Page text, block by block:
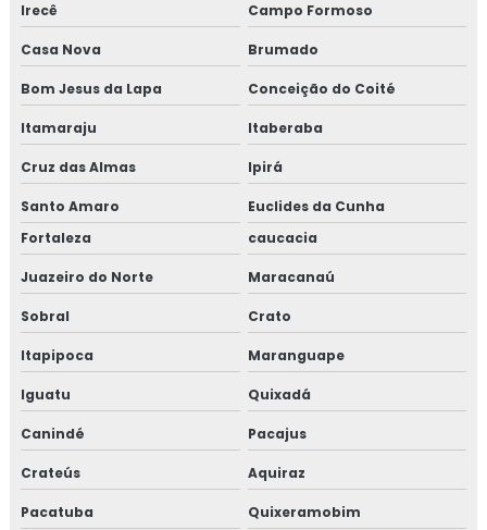
Irecê Campo Formoso
Casa Nova Brumado
Bom Jesus da Lapa Conceição do Coité
Itamaraju Itaberaba
Cruz das Almas Ipirá
Santo Amaro
Euclides da Cunha
Fortaleza
caucacia
Juazeiro do Norte Maracanaú
Sobral Crato
Itapipoca Maranguape
Iguatu Quixadá
Canindé Pacajus
Crateús Aquiraz
Pacatuba
Quixeramobim